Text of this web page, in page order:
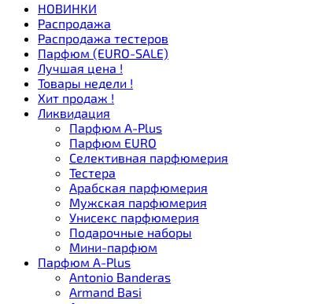
НОВИНКИ
Распродажа
Распродажа тестеров
Парфюм (EURO-SALE)
Лучшая цена !
Товары недели !
Хит продаж !
Ликвидация
Парфюм A-Plus
Парфюм EURO
Селективная парфюмерия
Тестера
Арабская парфюмерия
Мужская парфюмерия
Унисекс парфюмерия
Подарочные наборы
Мини-парфюм
Парфюм A-Plus
Antonio Banderas
Armand Basi